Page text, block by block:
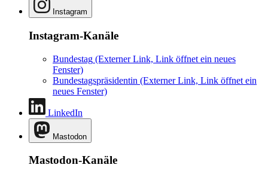
Instagram
Instagram-Kanäle
Bundestag (Externer Link, Link öffnet ein neues
Fenster)
Bundestagspräsidentin (Externer Link, Link öffnet ein
neues Fenster)
LinkedIn
Mastodon
Mastodon-Kanäle